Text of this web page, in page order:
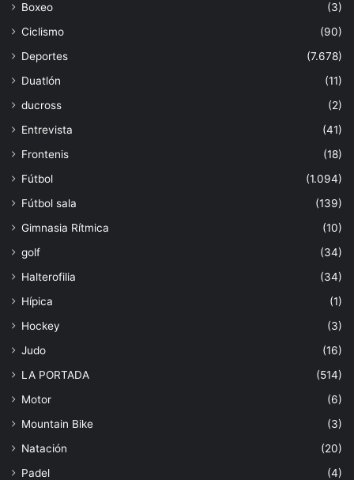
Boxeo
(3)
Ciclismo
(90)
Deportes
(7.678)
Duatlón
(11)
ducross
(2)
Entrevista
(41)
Frontenis
(18)
Fútbol
(1.094)
Fútbol sala
(139)
Gimnasia Rítmica
(10)
golf
(34)
Halterofilia
(34)
Hípica
(1)
Hockey
(3)
Judo
(16)
LA PORTADA
(514)
Motor
(6)
Mountain Bike
(3)
Natación
(20)
Padel
(4)